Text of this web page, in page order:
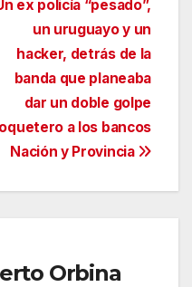
ex policía “pesado”,
un uruguayo y un
hacker, detrás de la
banda que planeaba
dar un doble golpe
a los bancos
Nación y Provincia
Orbina